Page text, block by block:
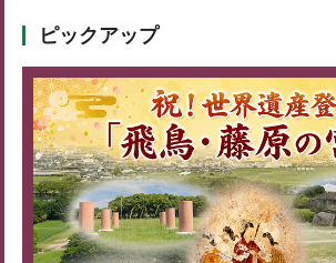
ピックアップ